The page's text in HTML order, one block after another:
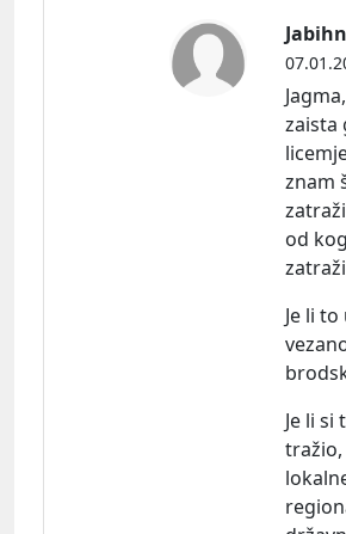
zaista
znam
od
Je li
Je li si